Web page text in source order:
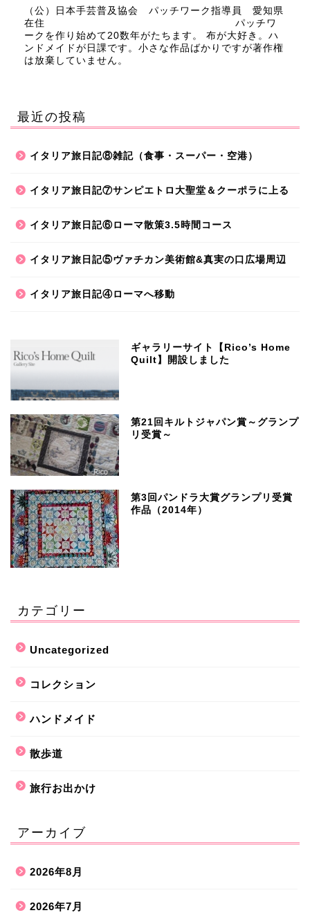
（公）日本手芸普及協会 パッチワーク指導員 愛知県
在住 パッチワ
ークを作り始めて20数年がたちます。 布が大好き。ハ
ンドメイドが日課です。小さな作品ばかりですが著作権
は放棄していません。
最近の投稿
イタリア旅日記⑧雑記（食事・スーパー・空港）
イタリア旅日記⑦サンピエトロ大聖堂＆クーポラに上る
イタリア旅日記⑥ローマ散策3.5時間コース
イタリア旅日記⑤ヴァチカン美術館&真実の口広場周辺
イタリア旅日記④ローマへ移動
ギャラリーサイト【Rico’s Home
Quilt】開設しました
第21回キルトジャパン賞～グランプ
リ受賞～
第3回パンドラ大賞グランプリ受賞
作品（2014年）
カテゴリー
Uncategorized
コレクション
ハンドメイド
散歩道
旅行お出かけ
アーカイブ
2026年8月
2026年7月